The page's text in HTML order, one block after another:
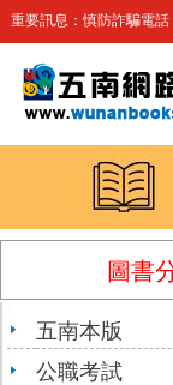
重要訊息：慎防詐騙電
圖書
五南本版
公職考試